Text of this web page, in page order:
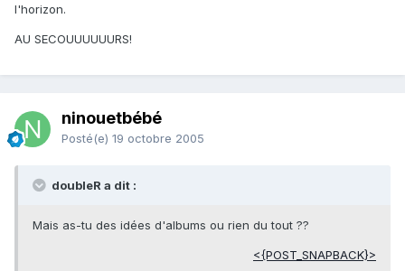
l'horizon.
AU SECOUUUUUURS!
ninouetbébé
Posté(e) 19 octobre 2005
doubleR a dit :
Mais as-tu des idées d'albums ou rien du tout ??
<{POST_SNAPBACK}>